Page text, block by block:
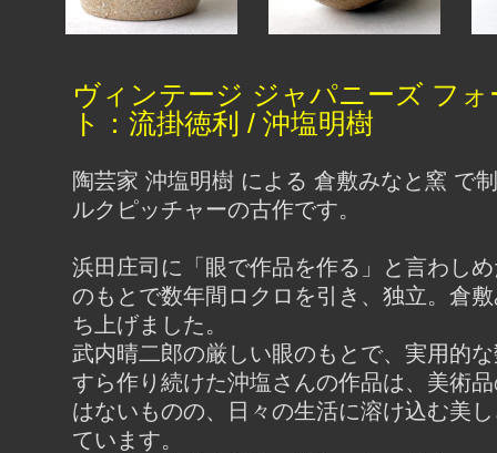
ヴィンテージ ジャパニーズ フォ
ト：流掛徳利 / 沖塩明樹
陶芸家 沖塩明樹 による 倉敷みなと窯 で
ルクピッチャーの古作です。
浜田庄司に「眼で作品を作る」と言わし
のもとで数年間ロクロを引き、独立。倉
ち上げました。
武内晴二郎の厳しい眼のもとで、実用的
すら作り続けた沖塩さんの作品は、美術
はないものの、日々の生活に溶け込む美
ています。